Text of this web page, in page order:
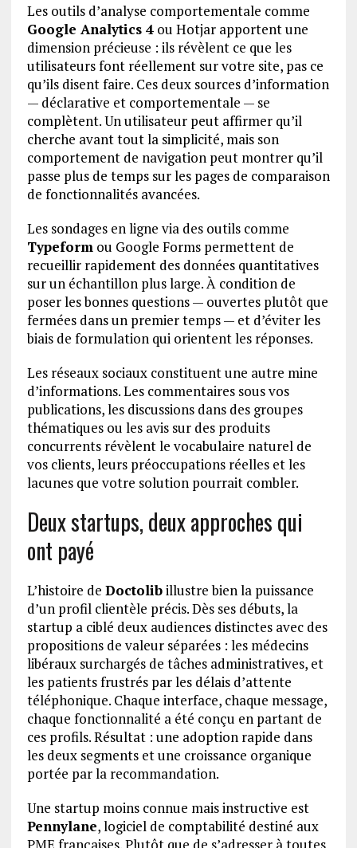
Les outils d’analyse comportementale comme
Google Analytics 4ou Hotjar apportent une
dimension précieuse : ils révèlent ce que les
utilisateurs font réellement sur votre site, pas ce
qu’ils disent faire. Ces deux sources d’information
— déclarative et comportementale — se
complètent. Un utilisateur peut affirmer qu’il
cherche avant tout la simplicité, mais son
comportement de navigation peut montrer qu’il
passe plus de temps sur les pages de comparaison
de fonctionnalités avancées.
Les sondages en ligne via des outils comme
Typeform ou Google Forms permettent de
recueillir rapidement des données quantitatives
sur un échantillon plus large. À condition de
poser les bonnes questions — ouvertes plutôt que
fermées dans un premier temps — et d’éviter les
biais de formulation qui orientent les réponses.
Les réseaux sociaux constituent une autre mine
d’informations. Les commentaires sous vos
publications, les discussions dans des groupes
thématiques ou les avis sur des produits
concurrents révèlent le vocabulaire naturel de
vos clients, leurs préoccupations réelles et les
lacunes que votre solution pourrait combler.
Deux startups, deux approches qui
ont payé
L’histoire de Doctolibillustre bien la puissance
d’un profil clientèle précis. Dès ses débuts, la
startup a ciblé deux audiences distinctes avec des
propositions de valeur séparées : les médecins
libéraux surchargés de tâches administratives, et
les patients frustrés par les délais d’attente
téléphonique. Chaque interface, chaque message,
chaque fonctionnalité a été conçu en partant de
ces profils. Résultat : une adoption rapide dans
les deux segments et une croissance organique
portée par la recommandation.
Une startup moins connue mais instructive est
Pennylane, logiciel de comptabilité destiné aux
PME françaises. Plutôt que de s’adresser à toutes